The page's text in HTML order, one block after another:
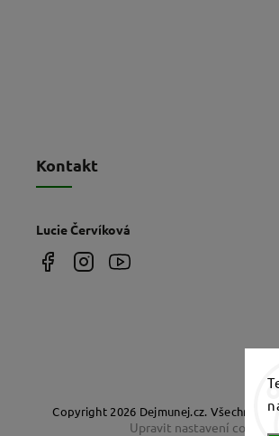
Kontakt
Lucie Červíková
Copyright 2026 Dejmunej.cz. Všechna
Upravit nastavení cookies